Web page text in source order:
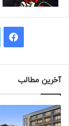
آخرین مطالب